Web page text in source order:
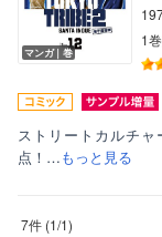
マンガ｜巻
1
ストリートカルチャ
点！…もっと見る
7件 (1/1)